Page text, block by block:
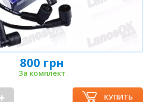
800 грн
За комплект
КУПИТЬ